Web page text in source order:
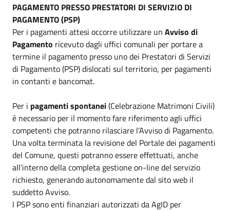
PAGAMENTO PRESSO PRESTATORI DI SERVIZIO DI
PAGAMENTO (PSP)
Per i pagamenti attesi occorre utilizzare un Avviso di
Pagamento ricevuto dagli uffici comunali per portare a
termine il pagamento presso uno dei Prestatori di Servizi
di Pagamento (PSP) dislocati sul territorio, per pagamenti
in contanti e bancomat.
Per i pagamenti spontanei(Celebrazione Matrimoni Civili)
è necessario per il momento fare riferimento agli uffici
competenti che potranno rilasciare l’Avviso di Pagamento.
Una volta terminata la revisione del Portale dei pagamenti
del Comune, questi potranno essere effettuati, anche
all’interno della completa gestione on-line del servizio
richiesto, generando autonomamente dal sito web il
suddetto Avviso.
I PSP sono enti finanziari autorizzati da AgID per